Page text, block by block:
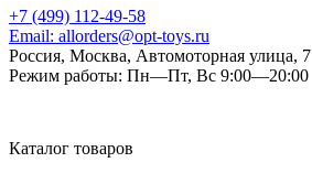
+7 (499) 112-49-58
Email: allorders@opt-toys.ru
Россия, Москва, Автомоторная улица, 7
Режим работы: Пн—Пт, Вс 9:00—20:00
Каталог товаров